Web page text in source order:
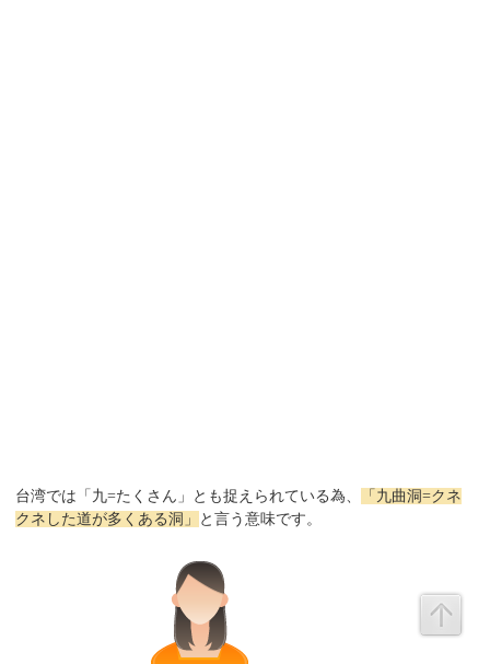
台湾では「九=たくさん」とも捉えられている為、
「九曲洞=クネ
クネした道が多くある洞」
と言う意味です。